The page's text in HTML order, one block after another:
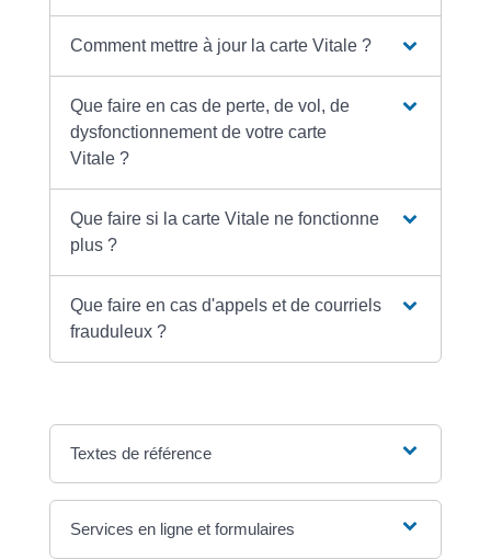
Comment mettre à jour la carte Vitale ?
Que faire en cas de perte, de vol, de
dysfonctionnement de votre carte
Vitale ?
Que faire si la carte Vitale ne fonctionne
plus ?
Que faire en cas d'appels et de courriels
frauduleux ?
Textes de référence
Services en ligne et formulaires